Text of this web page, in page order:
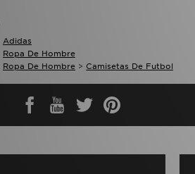
Adidas
Ropa De Hombre
Ropa De Hombre > Camisetas De Futbol